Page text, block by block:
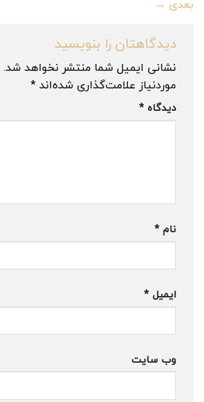
دیدگاهتان را بنویسید
نشانی ایمیل شما منتشر نخواهد شد.
موردنیاز علامت‌گذاری شده‌اند*
دیدگاه *
نام *
ایمیل *
وب‌ سایت